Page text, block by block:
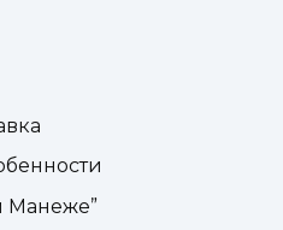
Манеже”